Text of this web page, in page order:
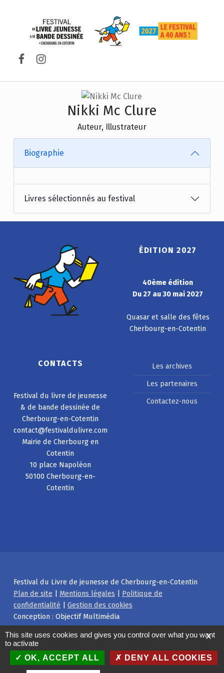
Facebook
Instagram
Nikki Mc Clure
Auteur, Illustrateur
Biographie
Livres sélectionnés au festival
ÉDITION 2027
40ème édition
Du 27 au 30 mai 2027
Quasar et salle des fêtes
Cherbourg-en-Cotentin
CONTACTS
Festival du livre de jeunesse
& de bande dessinée de
Cherbourg-en-Cotentin
contact@festivaldulivre.com
Mairie de Cherbourg en
Cotentin
10 place Napoléon
50100 Cherbourg-en-
Cotentin
Les archives
Les partenaires
Contactez-nous
Festival du Livre de jeunesse de Cherbourg-en-Cotentin
Plan de site | Mentions légales | Politique de
confidentialité | Gestion des cookies
Conception : Objectif Multimédia
Facebook
Instagram
Back to top ↑ X
This site uses cookies and gives you control over what you want
to activate
OK, ACCEPT ALL
DENY ALL COOKIES